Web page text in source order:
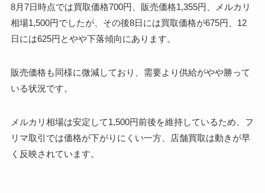
8月7日時点では買取価格700円、販売価格1,355円、メルカリ
相場1,500円でしたが、その後8日には買取価格が675円、12
日には625円とやや下落傾向にあります。
販売価格も同様に微減しており、需要より供給がやや勝って
いる状況です。
メルカリ相場は安定して1,500円前後を維持しているため、フ
リマ取引では価格が下がりにくい一方、店舗買取は動きが早
く反映されています。